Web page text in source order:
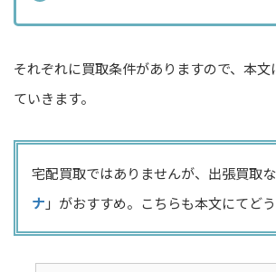
それぞれに買取条件がありますので、本
ていきます。
宅配買取ではありませんが、出張買取
ナ 」がおすすめ。こちらも本文にてどう